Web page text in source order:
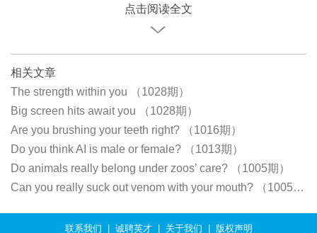
点击阅读全文
相关文章
The strength within you （1028期）
Big screen hits await you （1028期）
Are you brushing your teeth right? （1016期）
Do you think AI is male or female? （1013期）
Do animals really belong under zoos’ care? （1005期）
Can you really suck out venom with your mouth? （1005期）
联系我们 诚聘英才| 关于我们 版权声明